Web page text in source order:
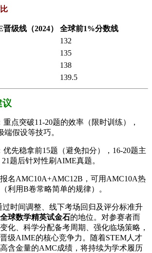
级线（2024）​
​全球前1%分数线​
132
135
138
139.5
议​
重点突破11-20题的效率（限时训练），
端假设等技巧。
优先稳拿前15题（避免扣分），16-20题主
题后针对性刷AIME真题。
名AMC10A+AMC12B，可用AMC10A热
利用B卷常略简单的规律）。
过时间调整、线下考场回归及评分标准升
​全球数学精英试金石​​的地位。对参赛者而
化、科学分配备考周期、强化临场策略，
级AIME的核心竞争力。随着STEM人才
含金量的AMC成绩，将持续为学术履历